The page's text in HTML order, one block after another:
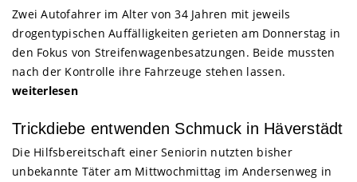
Zwei Autofahrer im Alter von 34 Jahren mit jeweils
drogentypischen Auffälligkeiten gerieten am Donnerstag in
den Fokus von Streifenwagenbesatzungen. Beide mussten
nach der Kontrolle ihre Fahrzeuge stehen lassen.
weiterlesen
Trickdiebe entwenden Schmuck in Häverstädt
Die Hilfsbereitschaft einer Seniorin nutzten bisher
unbekannte Täter am Mittwochmittag im Andersenweg in